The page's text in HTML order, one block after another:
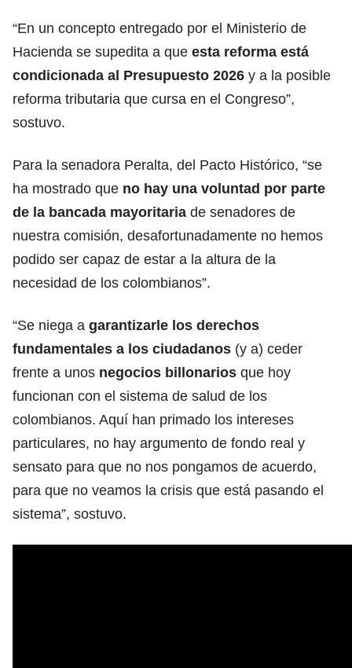
“En un concepto entregado por el Ministerio de
Hacienda se supedita a que esta reforma está
condicionada al Presupuesto 2026 y a la posible
reforma tributaria que cursa en el Congreso”,
sostuvo.
Para la senadora Peralta, del Pacto Histórico, “se
ha mostrado que no hay una voluntad por parte
de la bancada mayoritaria de senadores de
nuestra comisión, desafortunadamente no hemos
podido ser capaz de estar a la altura de la
necesidad de los colombianos”.
“Se niega a garantizarle los derechos
fundamentales a los ciudadanos (y a) ceder
frente a unos negocios billonarios que hoy
funcionan con el sistema de salud de los
colombianos. Aquí han primado los intereses
particulares, no hay argumento de fondo real y
sensato para que no nos pongamos de acuerdo,
para que no veamos la crisis que está pasando el
sistema”, sostuvo.